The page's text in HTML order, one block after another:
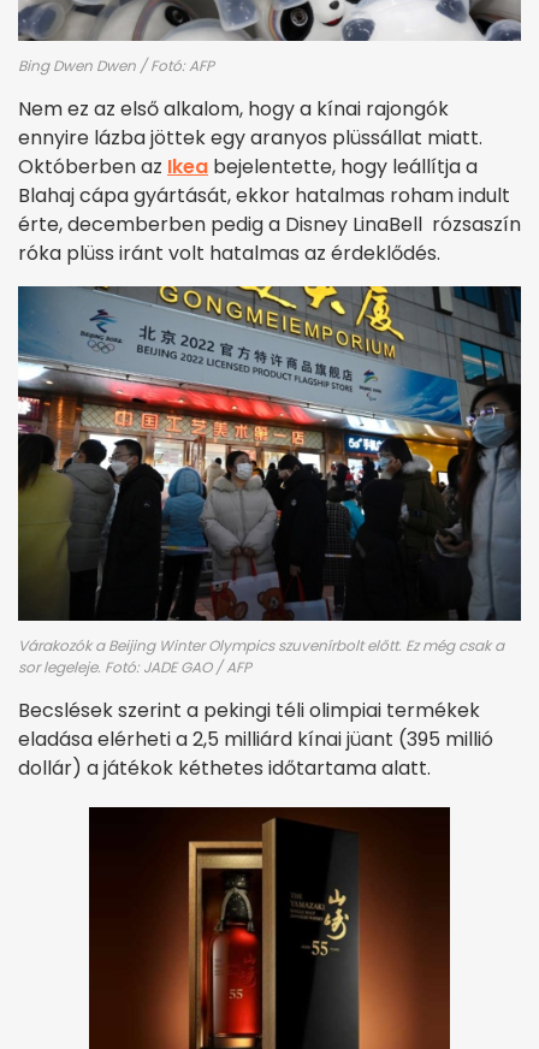
Bing Dwen Dwen / Fotó: AFP
Nem ez az első alkalom, hogy a kínai rajongók
ennyire lázba jöttek egy aranyos plüssállat miatt.
Októberben az Ikea bejelentette, hogy leállítja a
Blahaj cápa gyártását, ekkor hatalmas roham indult
érte, decemberben pedig a Disney LinaBell rózsaszín
róka plüss iránt volt hatalmas az érdeklődés.
Várakozók a Beijing Winter Olympics szuvenírbolt előtt. Ez még csak a
sor legeleje. Fotó: JADE GAO / AFP
Becslések szerint a pekingi téli olimpiai termékek
eladása elérheti a 2,5 milliárd kínai jüant (395 millió
dollár) a játékok kéthetes időtartama alatt.